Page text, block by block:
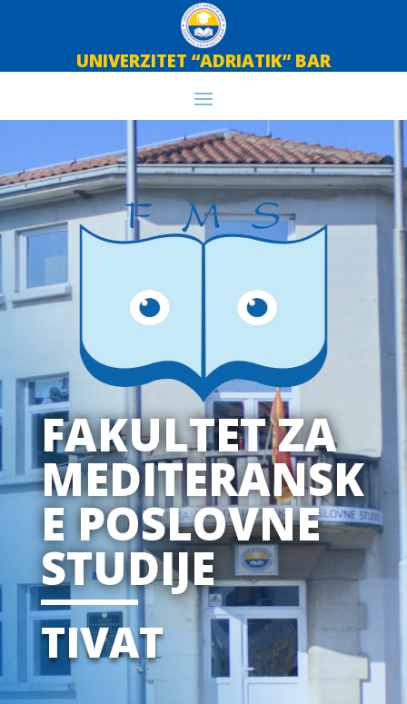
UNIVERZITET “ADRIATIK” BAR
FAKULTET ZA
MEDITERANSK
E POSLOVNE
STUDIJE
TIVAT